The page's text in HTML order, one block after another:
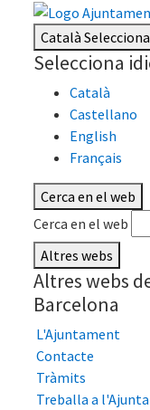
Català
Selecciona
Català
Castellano
English
Français
Cerca en el web
Cerca en el web
Altres webs
Altres webs
Barcelona
L'Ajuntament
Contacte
Tràmits
Treballa a